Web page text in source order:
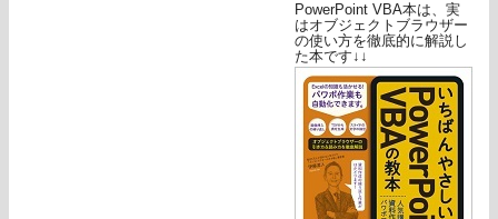
PowerPoint VBA本は、実
はオブジェクトブラウザー
の使い方を徹底的に解説し
た本です↓↓